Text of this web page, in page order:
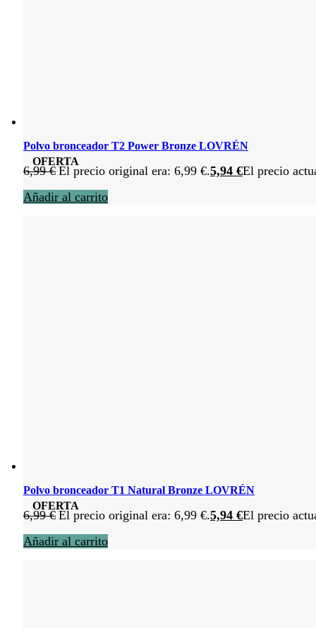
OFERTA
Polvo bronceador T2 Power Bronze LOVRÉN
6,99€ El precio original era: 6,99 €.5,94 €El precio
Añadir al carrito
OFERTA
Polvo bronceador T1 Natural Bronze LOVRÉN
6,99€ El precio original era: 6,99 €.5,94 €El precio
Añadir al carrito